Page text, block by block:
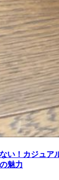
い！カジュア
魅力